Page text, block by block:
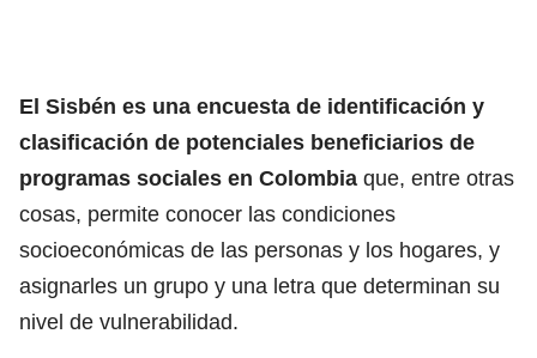
El Sisbén es una encuesta de identificación y
clasificación de potenciales beneficiarios de
programas sociales en Colombia que, entre otras
cosas, permite conocer las condiciones
socioeconómicas de las personas y los hogares, y
asignarles un grupo y una letra que determinan su
nivel de vulnerabilidad.